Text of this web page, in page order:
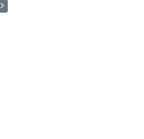
reddingssysteem voor bemande ruimtecapsule
Wat brengt 2015 ons op vlak van